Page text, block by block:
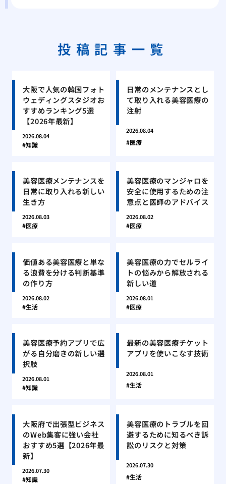
投稿記事一覧
大阪で人気の韓国フォト
ウェディングスタジオお
すすめランキング5選
【2026年最新】
2026.08.04
知識
日常のメンテナンスとし
て取り入れる美容医療の
注射
2026.08.04
医療
美容医療メンテナンスを
日常に取り入れる新しい
生き方
2026.08.03
医療
美容医療のマンジャロを
安全に使用するための注
意点と医師のアドバイス
2026.08.02
医療
価値ある美容医療と単な
る浪費を分ける判断基準
の作り方
2026.08.02
生活
美容医療の力でセルライ
トの悩みから解放される
新しい道
2026.08.01
医療
美容医療予約アプリで広
がる自分磨きの新しい選
択肢
2026.08.01
知識
最新の美容医療チケット
アプリを使いこなす技術
2026.08.01
生活
大阪府で出張型ビジネス
のWeb集客に強い会社
おすすめ5選【2026年最
新】
2026.07.30
知識
美容医療のトラブルを回
避するために知るべき訴
訟のリスクと対策
2026.07.30
生活